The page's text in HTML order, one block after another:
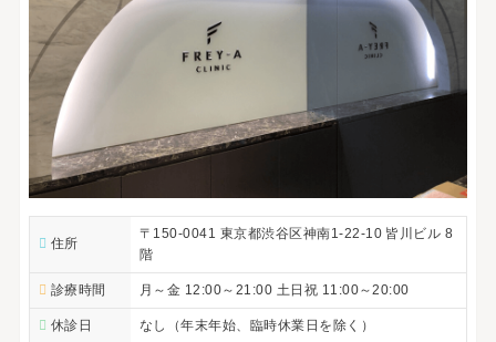
住所
〒150-0041 東京都渋谷区神南1-22-10 皆川ビル 8
階
診療時間 月～金 12:00～21:00 土日祝 11:00～20:00
休診日 なし（年末年始、臨時休業日を除く）